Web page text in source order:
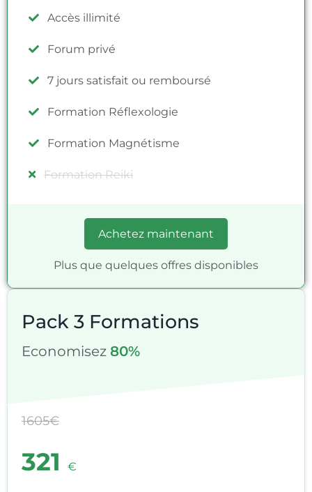
Accès illimité
Forum privé
7 jours satisfait ou remboursé
Formation Réflexologie
Formation Magnétisme
Formation Reiki
Achetez maintenant
Plus que quelques offres disponibles
Pack 3 Formations
Economisez 80%
1605€
321 €